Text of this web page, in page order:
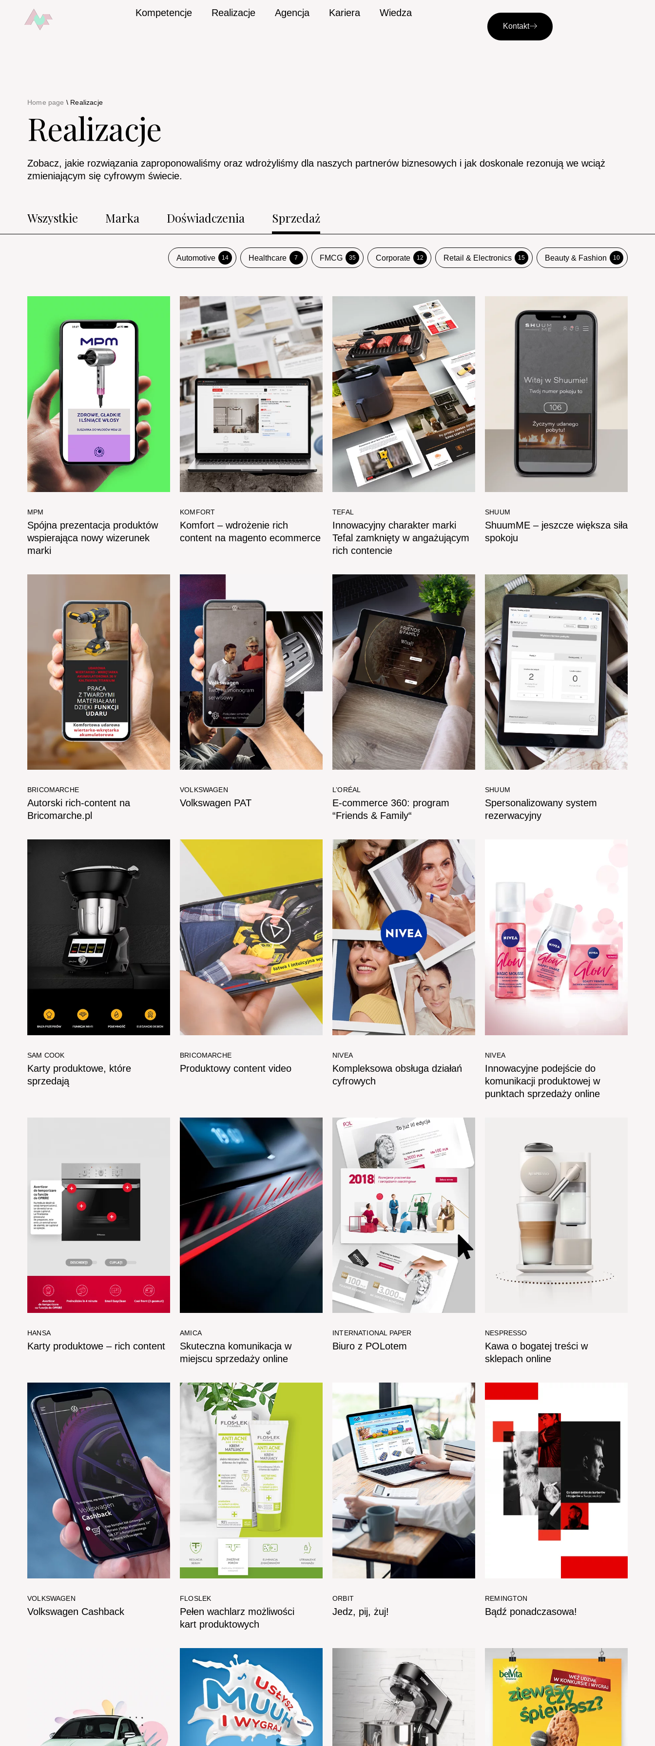
Kompetencje Realizacje Agencja Kariera Wiedza
Kontakt
Home page \ Realizacje
Realizacje
Zobacz, jakie rozwiązania zaproponowaliśmy oraz wdrożyliśmy dla naszych partnerów biznesowych i jak doskonale rezonują we wciąż
zmieniającym się cyfrowym świecie.
Wszystkie Marka Doświadczenia Sprzedaż
Automotive 14 Healthcare 7 FMCG 35 Corporate 12 Retail & Electronics 15 Beauty & Fashion 10
MPM
Spójna prezentacja produktów
wspierająca nowy wizerunek
marki
KOMFORT
Komfort – wdrożenie rich
content na magento ecommerce
TEFAL
Innowacyjny charakter marki
Tefal zamknięty w angażującym
rich contencie
SHUUM
ShuumME – jeszcze większa siła
spokoju
BRICOMARCHE
Autorski rich-content na
Bricomarche.pl
VOLKSWAGEN
Volkswagen PAT
L’ORÉAL
E-commerce 360: program
“Friends & Family“
SHUUM
Spersonalizowany system
rezerwacyjny​
SAM COOK
Karty produktowe, które
sprzedają
BRICOMARCHE
Produktowy content video​
NIVEA
Kompleksowa obsługa działań
cyfrowych
NIVEA
Innowacyjne podejście do
komunikacji produktowej w
punktach sprzedaży online
HANSA
Karty produktowe – rich content
AMICA
Skuteczna komunikacja w
miejscu sprzedaży online
INTERNATIONAL PAPER
Biuro z POLotem
NESPRESSO
Kawa o bogatej treści w
sklepach online​
VOLKSWAGEN
Volkswagen Cashback
FLOSLEK
Pełen wachlarz możliwości
kart produktowych
ORBIT
Jedz, pij, żuj!
REMINGTON
Bądź ponadczasowa!